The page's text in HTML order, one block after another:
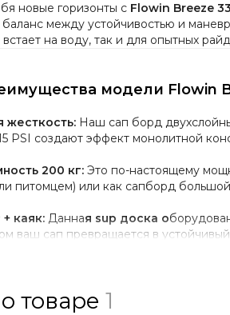
новые горизонты с Flowin Breeze
между устойчивостью и
на воду, так и для опытных
модели Flowin
жесткость: Наш сап борд
PSI создают эффект монолитной
200 кг: Это по-настоящему
питомцем) или как сапборд
каяк: Данная sup доска о
ваш сап превращается в
Универсальная доска для
товаре 1